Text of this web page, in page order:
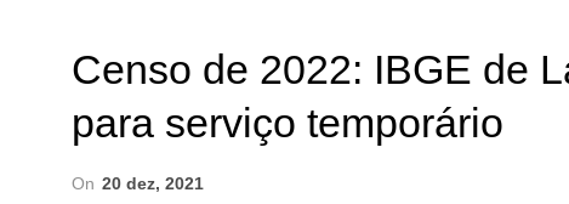
Censo de 2022: IBGE de
para serviço temporário
On 20 dez, 2021